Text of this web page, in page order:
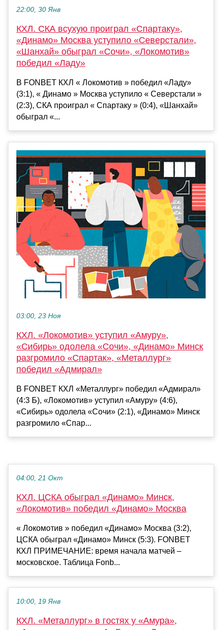
22:00, 30 Янв
КХЛ. СКА всухую проиграл «Спартаку»,
«Динамо» Москва уступило «Северстали»,
«Шанхай» обыграл «Сочи», «Локомотив»
победил «Ладу»
В FONBET КХЛ « Локомотив » победил «Ладу»
(3:1), « Динамо » Москва уступило « Северстали »
(2:3), СКА проиграл « Спартаку » (0:4), «Шанхай»
обыграл «...
03:00, 23 Ноя
КХЛ. «Локомотив» уступил «Амуру»,
«Сибирь» одолела «Сочи», «Динамо» Минск
разгромило «Спартак», «Металлург»
победил «Адмирал»
В FONBET КХЛ «Металлург» победил «Адмирал»
(4:3 Б), «Локомотив» уступил «Амуру» (4:6),
«Сибирь» одолела «Сочи» (2:1), «Динамо» Минск
разгромило «Спар...
04:00, 21 Окт
КХЛ. ЦСКА обыграл «Динамо» Минск,
«Локомотив» победил «Динамо» Москва
« Локомотив » победил «Динамо» Москва (3:2),
ЦСКА обыграл «Динамо» Минск (5:3). FONBET
КХЛ ПРИМЕЧАНИЕ: время начала матчей –
московское. Таблица Fonb...
10:00, 19 Янв
КХЛ. «Металлург» в гостях у «Амура»,